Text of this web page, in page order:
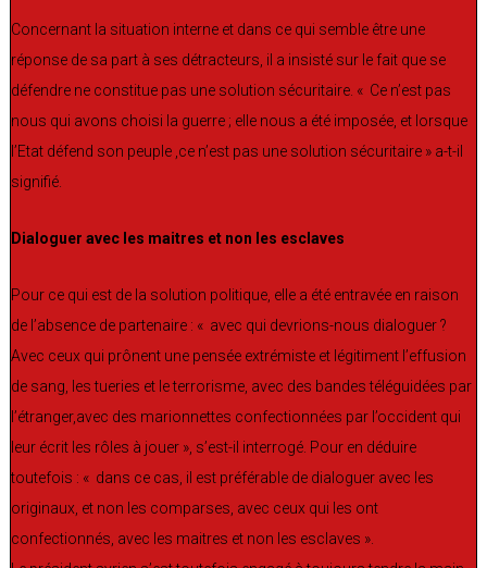
Concernant la situation interne et dans ce qui semble être une
réponse de sa part à ses détracteurs, il a insisté sur le fait que se
défendre ne constitue pas une solution sécuritaire. « Ce n’est pas
nous qui avons choisi la guerre ; elle nous a été imposée, et lorsque
l’Etat défend son peuple ,ce n’est pas une solution sécuritaire » a-t-il
signifié.
Dialoguer avec les maitres et non les esclaves
Pour ce qui est de la solution politique, elle a été entravée en raison
de l’absence de partenaire : « avec qui devrions-nous dialoguer ?
Avec ceux qui prônent une pensée extrémiste et légitiment l’effusion
de sang, les tueries et le terrorisme, avec des bandes téléguidées par
l’étranger,avec des marionnettes confectionnées par l’occident qui
leur écrit les rôles à jouer », s’est-il interrogé. Pour en déduire
toutefois : « dans ce cas, il est préférable de dialoguer avec les
originaux, et non les comparses, avec ceux qui les ont
confectionnés, avec les maitres et non les esclaves ».